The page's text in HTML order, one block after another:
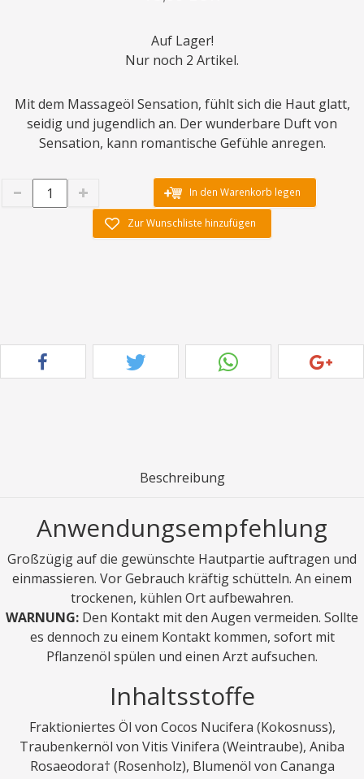
Auf Lager!
Nur noch 2 Artikel.
Mit dem Massageöl Sensation, fühlt sich die Haut glatt,
seidig und jugendlich an. Der wunderbare Duft von
Sensation, kann romantische Gefühle anregen.
In den Warenkorb legen
Zur Wunschliste hinzufügen
Beschreibung
Anwendungsempfehlung
Großzügig auf die gewünschte Hautpartie auftragen und
einmassieren. Vor Gebrauch kräftig schütteln. An einem
trockenen, kühlen Ort aufbewahren.
WARNUNG: Den Kontakt mit den Augen vermeiden. Sollte
es dennoch zu einem Kontakt kommen, sofort mit
Pflanzenöl spülen und einen Arzt aufsuchen.
Inhaltsstoffe
Fraktioniertes Öl von Cocos Nucifera (Kokosnuss),
Traubenkernöl von Vitis Vinifera (Weintraube), Aniba
Rosaeodora† (Rosenholz), Blumenöl von Cananga